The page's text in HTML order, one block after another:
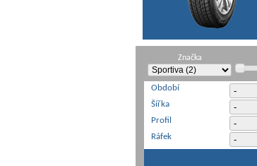
Značka
Období
Šířka
Profil
Ráfek